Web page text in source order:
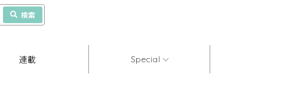
検索
連載 Special